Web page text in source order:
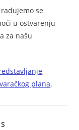
se
u ostvarenju
za našu
plana.